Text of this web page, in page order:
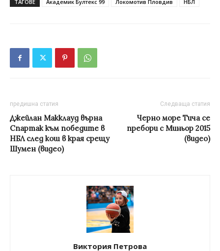
ТАГОВЕ Академик Бултекс 99 Локомотив Пловдив НБЛ
предишна статия
Джейлан Макклауд върна
Спартак към победите в
НБЛ след кош в края срещу
Шумен (видео)
Следваща статия
Черно море Тича се
пребори с Миньор 2015
(видео)
Виктория Петрова